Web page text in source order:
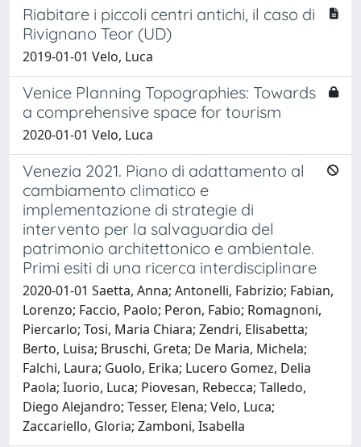
Riabitare i piccoli centri antichi, il caso di
Rivignano Teor (UD)
2019-01-01 Velo, Luca
Venice Planning Topographies: Towards
a comprehensive space for tourism
2020-01-01 Velo, Luca
Venezia 2021. Piano di adattamento al
cambiamento climatico e
implementazione di strategie di
intervento per la salvaguardia del
patrimonio architettonico e ambientale.
Primi esiti di una ricerca interdisciplinare
2020-01-01 Saetta, Anna; Antonelli, Fabrizio; Fabian,
Lorenzo; Faccio, Paolo; Peron, Fabio; Romagnoni,
Piercarlo; Tosi, Maria Chiara; Zendri, Elisabetta;
Berto, Luisa; Bruschi, Greta; De Maria, Michela;
Falchi, Laura; Guolo, Erika; Lucero Gomez, Delia
Paola; Iuorio, Luca; Piovesan, Rebecca; Talledo,
Diego Alejandro; Tesser, Elena; Velo, Luca;
Zaccariello, Gloria; Zamboni, Isabella